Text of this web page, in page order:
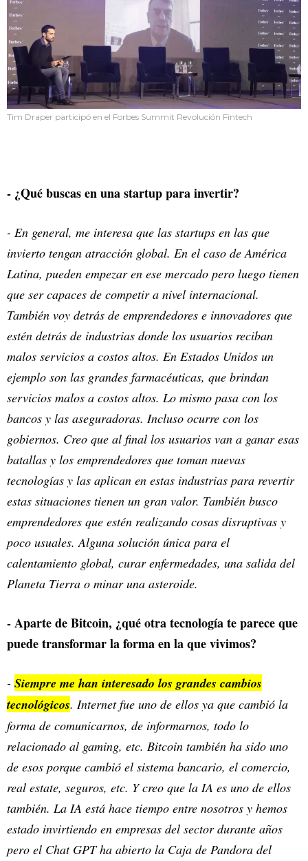
Tim Draper participó en el Forbes Summit Revolución Fintech
- ¿Qué buscas en una startup para invertir?
- En general, me interesa que las startups en las que
invierto tengan atracción global. En el caso de América
Latina, pueden empezar en ese mercado pero luego tienen
que ser capaces de competir a nivel internacional.
También voy detrás de emprendedores e innovadores que
estén detrás de industrias donde los usuarios reciban
malos servicios a costos altos. En Estados Unidos un
ejemplo son las grandes farmacéuticas, que brindan
servicios malos a costos altos. Lo mismo pasa con los
bancos y las aseguradoras. Incluso ocurre con los
gobiernos. Creo que al final los usuarios van a ganar esas
batallas y los emprendedores que toman nuevas
tecnologías y las aplican en estas industrias para revertir
estas situaciones tienen un gran valor. También busco
emprendedores que estén realizando cosas disruptivas y
poco usuales. Alguna solución única para el
calentamiento global, curar enfermedades, una salida del
Planeta Tierra o minar una asteroide.
- Aparte de Bitcoin, ¿qué otra tecnología te parece que
puede transformar la forma en la que vivimos?
- Siempre me han interesado los grandes cambios
tecnológicos. Internet fue uno de ellos ya que cambió la
forma de comunicarnos, de informarnos, todo lo
relacionado al gaming, etc. Bitcoin también ha sido uno
de esos porque cambió el sistema bancario, el comercio,
real estate, seguros, etc. Y creo que la IA es uno de ellos
también. La IA está hace tiempo entre nosotros y hemos
estado invirtiendo en empresas del sector durante años
pero el Chat GPT ha abierto la Caja de Pandora del